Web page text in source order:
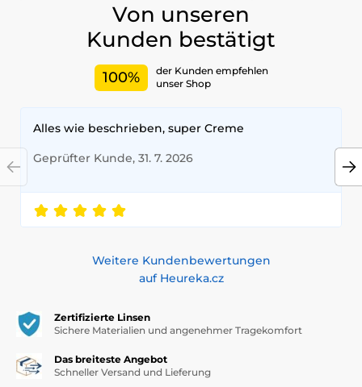
Von unseren
Kunden bestätigt
100%
der Kunden empfehlen
unser Shop
Alles wie beschrieben, super Creme
Geprüfter Kunde, 31. 7. 2026
Weitere Kundenbewertungen
auf Heureka.cz
Zertifizierte Linsen
Sichere Materialien und angenehmer Tragekomfort
Das breiteste Angebot
Schneller Versand und Lieferung